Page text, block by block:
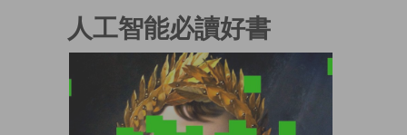
人工智能必讀好書